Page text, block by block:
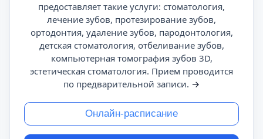
предоставляет такие услуги: стоматология,
лечение зубов, протезирование зубов,
ортодонтия, удаление зубов, пародонтология,
детская стоматология, отбеливание зубов,
компьютерная томография зубов 3D,
эстетическая стоматология. Прием проводится
по предварительной записи. →
Онлайн-расписание